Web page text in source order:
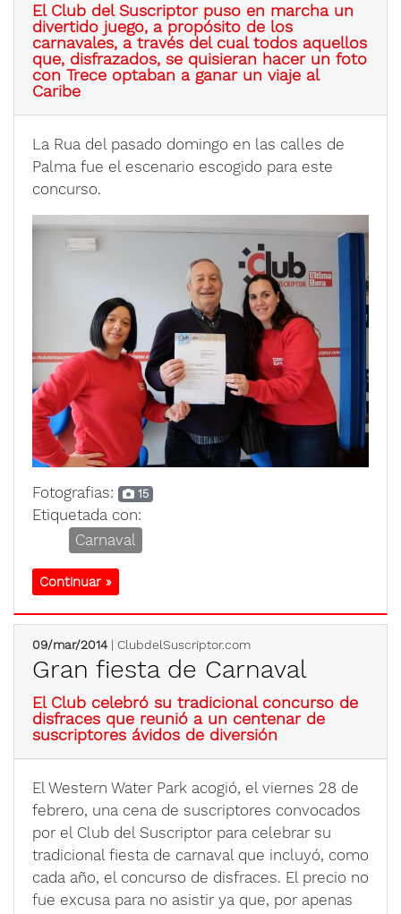
El Club del Suscriptor puso en marcha un
divertido juego, a propósito de los
carnavales, a través del cual todos aquellos
que, disfrazados, se quisieran hacer un foto
con Trece optaban a ganar un viaje al
Caribe
La Rua del pasado domingo en las calles de
Palma fue el escenario escogido para este
concurso.
Fotografias: 15
Etiquetada con:
Carnaval
Continuar »
09/mar/2014| ClubdelSuscriptor.com
Gran fiesta de Carnaval
El Club celebró su tradicional concurso de
disfraces que reunió a un centenar de
suscriptores ávidos de diversión
El Western Water Park acogió, el viernes 28 de
febrero, una cena de suscriptores convocados
por el Club del Suscriptor para celebrar su
tradicional fiesta de carnaval que incluyó, como
cada año, el concurso de disfraces. El precio no
fue excusa para no asistir ya que, por apenas